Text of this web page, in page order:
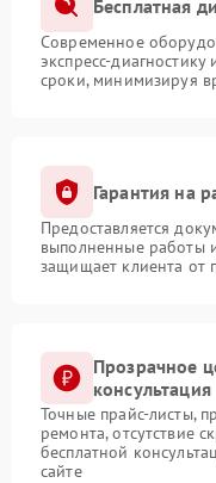
Бесплатная
Современное
экспресс-
сроки, минимизируя
Гарантия на
Предоставляется
выполненные работы
защищает клиента от
Прозрачное
консультация
Точные прайс-листы,
ремонта, отсутствие
бесплатной
сайте